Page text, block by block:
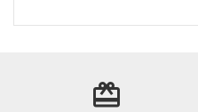
redeem